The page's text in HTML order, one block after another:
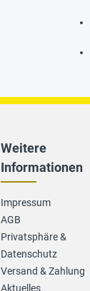
Weitere
Informationen
Impressum
AGB
Privatsphäre &
Datenschutz
Versand & Zahlung
Aktuelles